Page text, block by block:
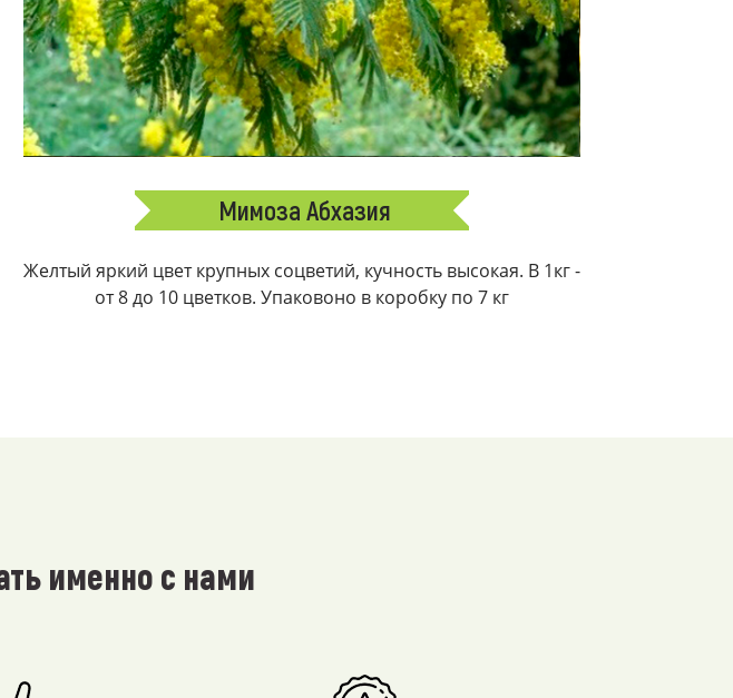
Мимоза Абхазия
Желтый яркий цвет крупных соцветий, кучность высокая. В 1кг -
от 8 до 10 цветков. Упаковоно в коробку по 7 кг
именно с нами